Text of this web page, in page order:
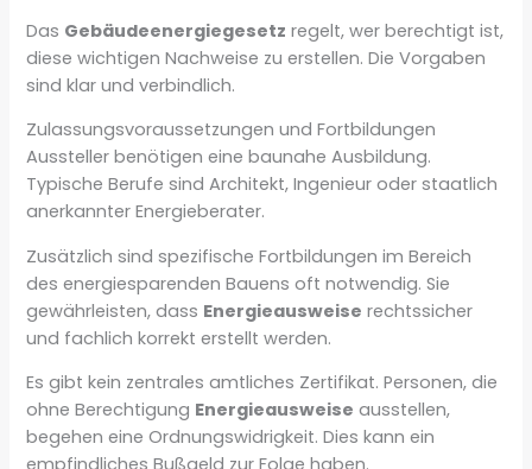
Das Gebäudeenergiegesetz regelt, wer berechtigt ist,
diese wichtigen Nachweise zu erstellen. Die Vorgaben
sind klar und verbindlich.
Zulassungsvoraussetzungen und Fortbildungen
Aussteller benötigen eine baunahe Ausbildung.
Typische Berufe sind Architekt, Ingenieur oder staatlich
anerkannter Energieberater.
Zusätzlich sind spezifische Fortbildungen im Bereich
des energiesparenden Bauens oft notwendig. Sie
gewährleisten, dass Energieausweise rechtssicher
und fachlich korrekt erstellt werden.
Es gibt kein zentrales amtliches Zertifikat. Personen, die
ohne Berechtigung Energieausweise ausstellen,
begehen eine Ordnungswidrigkeit. Dies kann ein